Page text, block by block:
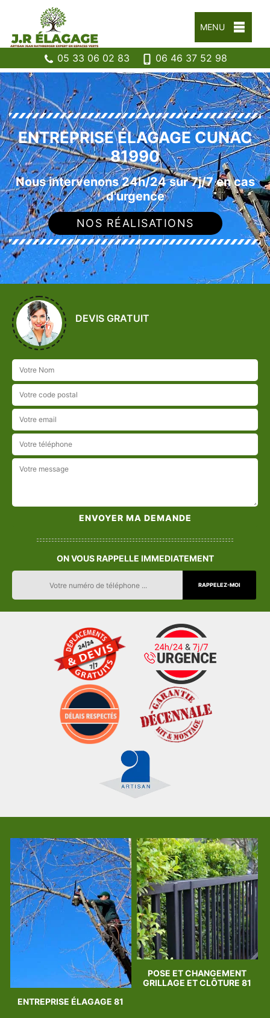
MENU
05 33 06 02 83 06 46 37 52 98
ENTREPRISE ÉLAGAGE CUNAC
81990
Nous intervenons 24h/24 sur 7j/7 en cas
d'urgence
NOS RÉALISATIONS
DEVIS GRATUIT
ON VOUS RAPPELLE IMMEDIATEMENT
ENTREPRISE ÉLAGAGE 81
POSE ET CHANGEMENT
GRILLAGE ET CLÔTURE 81